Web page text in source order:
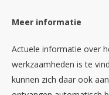
Meer informatie
Actuele informatie over
werkzaamheden is te
kunnen zich daar ook